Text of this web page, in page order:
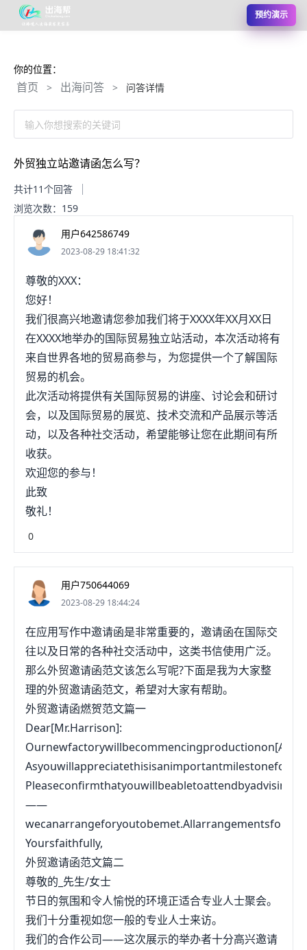
预约演示
你的位置：
首页 > 出海问答 > 问答详情
输入你想搜索的关键词
外贸独立站邀请函怎么写？
共计11个回答
浏览次数：159
用户642586749
2023-08-29 18:41:32
尊敬的XXX：
您好！
我们很高兴地邀请您参加我们将于XXXX年XX月XX日
在XXXX地举办的国际贸易独立站活动，本次活动将有
来自世界各地的贸易商参与，为您提供一个了解国际
贸易的机会。
此次活动将提供有关国际贸易的讲座、讨论会和研讨
会，以及国际贸易的展览、技术交流和产品展示等活
动，以及各种社交活动，希望能够让您在此期间有所
收获。
欢迎您的参与！
此致
敬礼！
0
用户750644069
2023-08-29 18:44:24
在应用写作中邀请函是非常重要的，邀请函在国际交
往以及日常的各种社交活动中，这类书信使用广泛。
那么外贸邀请函范文该怎么写呢?下面是我为大家整
理的外贸邀请函范文，希望对大家有帮助。
外贸邀请函燃贺范文篇一
Dear[Mr.Harrison]:
——
Yoursfaithfully,
外贸邀请函范文篇二
尊敬的_先生/女士
节日的氛围和令人愉悦的环境正适合专业人士聚会。
我们十分重视如您一般的专业人士来访。
我们的合作公司——这次展示的举办者十分高兴邀请